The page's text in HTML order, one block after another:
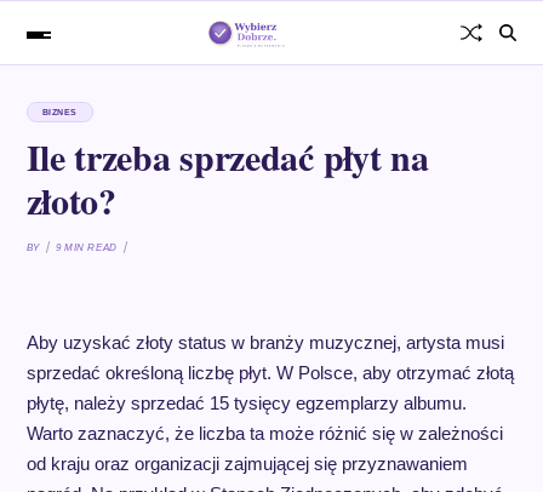
BIZNES
Ile trzeba sprzedać płyt na
złoto?
BY 9 MIN READ
Aby uzyskać złoty status w branży muzycznej, artysta musi
sprzedać określoną liczbę płyt. W Polsce, aby otrzymać złotą
płytę, należy sprzedać 15 tysięcy egzemplarzy albumu.
Warto zaznaczyć, że liczba ta może różnić się w zależności
od kraju oraz organizacji zajmującej się przyznawaniem